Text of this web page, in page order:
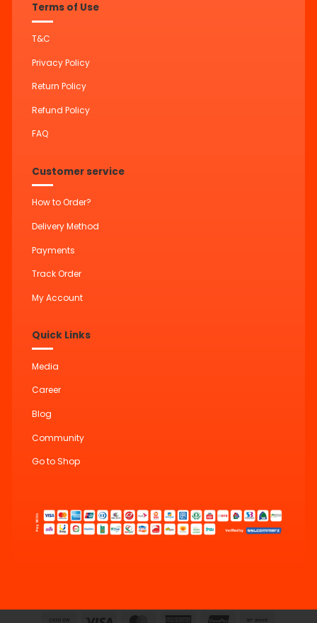
Terms of Use
T&C
Privacy Policy
Return Policy
Refund Policy
FAQ
Customer service
How to Order?
Delivery Method
Payments
Track Order
My Account
Quick Links
Media
Career
Blog
Community
Go to Shop